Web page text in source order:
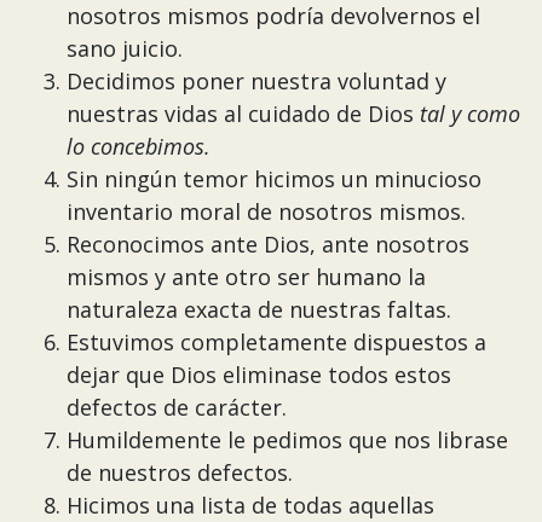
nosotros mismos podría devolvernos el
sano juicio.
Decidimos poner nuestra voluntad y
nuestras vidas al cuidado de Dios tal y como
lo concebimos.
Sin ningún temor hicimos un minucioso
inventario moral de nosotros mismos.
Reconocimos ante Dios, ante nosotros
mismos y ante otro ser humano la
naturaleza exacta de nuestras faltas.
Estuvimos completamente dispuestos a
dejar que Dios eliminase todos estos
defectos de carácter.
Humildemente le pedimos que nos librase
de nuestros defectos.
Hicimos una lista de todas aquellas